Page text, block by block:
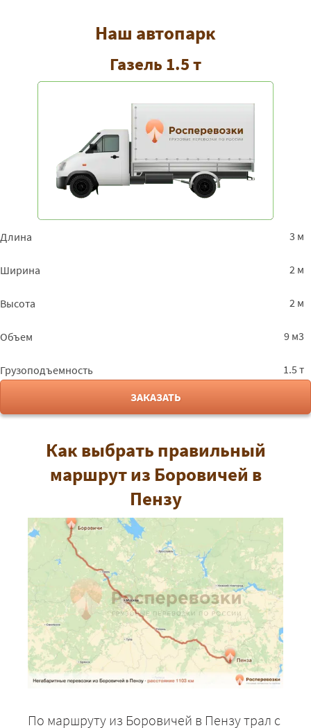
Наш автопарк
Газель 1.5 т
Длина 3 м
Ширина 2 м
Высота 2 м
Объем 9 м3
Грузоподъемность
1.5 т
ЗАКАЗАТЬ
Как выбрать правильный
маршрут из Боровичей в
Пензу
По маршруту из Боровичей в Пензу трал с